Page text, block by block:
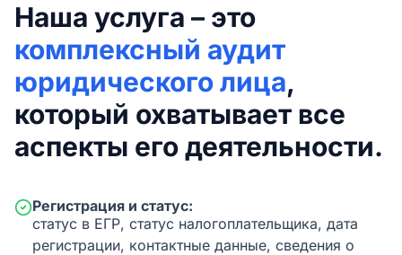
Наша услуга – это
комплексный аудит
юридического лица,
который охватывает все
аспекты его деятельности.
Регистрация и статус:
статус в ЕГР, статус налогоплательщика, дата
регистрации, контактные данные, сведения о